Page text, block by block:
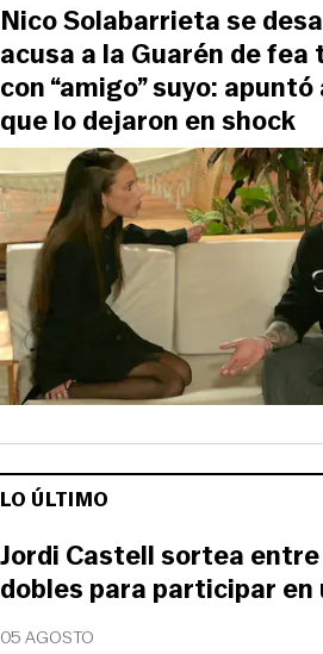
Nico Solabarrieta se
acusa a la Guarén de fea
con “amigo” suyo:
que lo dejaron en shock
LO ÚLTIMO
05 AGOSTO
Jordi Castell sortea
dobles para participar en